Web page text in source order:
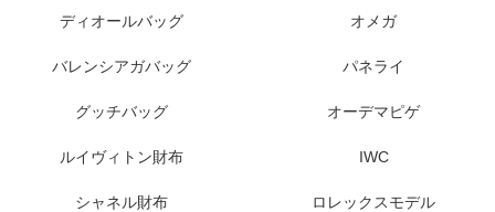
ディオールバッグ
バレンシアガバッグ
グッチバッグ
ルイヴィトン財布
シャネル財布
オメガ
パネライ
オーデマピゲ
IWC
ロレックスモデル